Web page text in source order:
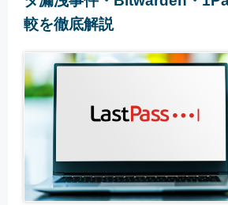
較を徹底解説